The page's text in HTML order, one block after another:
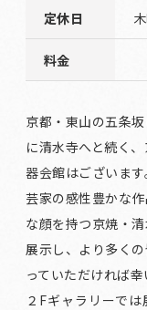
定休日
料金
京都・東山の五条
に清水寺へと続く
器会館はございま
芸家の感性豊かな
な顔を持つ京焼・
展示し、より多く
っていただければ幸
２Fギャラリーで